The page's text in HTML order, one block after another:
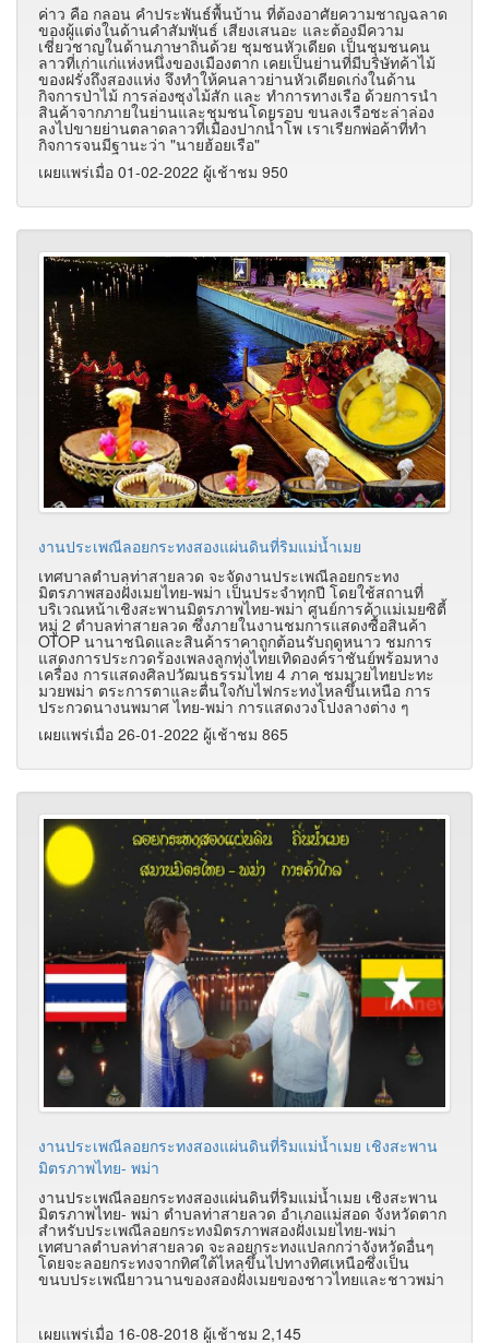
ค่าว คือ กลอน คำประพันธ์พื้นบ้าน ที่ต้องอาศัยความชาญฉลาด
ของผู้แต่งในด้านคำสัมพันธ์ เสียงเสนอะ และต้องมีความ
เชี่ยวชาญในด้านภาษาถิ่นด้วย ชุมชนหัวเดียด เป็นชุมชนคน
ลาวที่เก่าแก่แห่งหนึ่งของเมืองตาก เคยเป็นย่านที่มีบริษัทค้าไม้
ของฝรั่งถึงสองแห่ง จึงทำให้คนลาวย่านหัวเดียดเก่งในด้าน
กิจการป่าไม้ การล่องซุงไม้สัก และ ทำการทางเรือ ด้วยการนำ
สินค้าจากภายในย่านและชุมชนโดยรอบ ขนลงเรือชะล่าล่อง
ลงไปขายย่านตลาดลาวที่เมืองปากน้ำโพ เราเรียกพ่อค้าที่ทำ
กิจการจนมีฐานะว่า "นายฮ้อยเรือ"
เผยแพร่เมื่อ 01-02-2022 ผู้เช้าชม 950
งานประเพณีลอยกระทงสองแผ่นดินที่ริมแม่น้ำเมย
เทศบาลตำบลท่าสายลวด จะจัดงานประเพณีลอยกระทง
มิตรภาพสองฝั่งเมยไทย-พม่า เป็นประจำทุกปี โดยใช้สถานที่
บริเวณหน้าเชิงสะพานมิตรภาพไทย-พม่า ศูนย์การค้าแม่เมยซิตี้
หมู่ 2 ตำบลท่าสายลวด ซึ่งภายในงานชมการแสดงซื้อสินค้า
OTOP นานาชนิดและสินค้าราคาถูกต้อนรับฤดูหนาว ชมการ
แสดงการประกวดร้องเพลงลูกทุ่งไทยเทิดองค์ราชันย์พร้อมหาง
เครื่อง การแสดงศิลปวัฒนธรรมไทย 4 ภาค ชมมวยไทยปะทะ
มวยพม่า ตระการตาและตื่นใจกับไฟกระทงไหลขึ้นเหนือ การ
ประกวดนางนพมาศ ไทย-พม่า การแสดงวงโปงลางต่าง ๆ
เผยแพร่เมื่อ 26-01-2022 ผู้เช้าชม 865
งานประเพณีลอยกระทงสองแผ่นดินที่ริมแม่น้ำเมย เชิงสะพาน
มิตรภาพไทย- พม่า
งานประเพณีลอยกระทงสองแผ่นดินที่ริมแม่น้ำเมย เชิงสะพาน
มิตรภาพไทย- พม่า ตำบลท่าสายลวด อำเภอแม่สอด จังหวัดตาก
สำหรับประเพณีลอยกระทงมิตรภาพสองฝั่งเมยไทย-พม่า
เทศบาลตำบลท่าสายลวด จะลอยกระทงแปลกกว่าจังหวัดอื่นๆ
โดยจะลอยกระทงจากทิศใต้ไหลขึ้นไปทางทิศเหนือซึ่งเป็น
ขนบประเพณียาวนานของสองฝั่งเมยของชาวไทยและชาวพม่า
เผยแพร่เมื่อ 16-08-2018 ผู้เช้าชม 2,145